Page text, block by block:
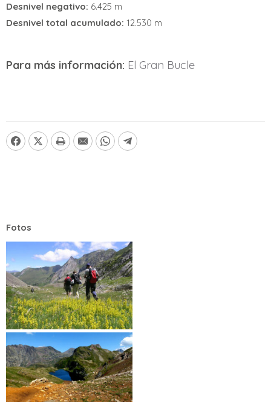
Desnivel negativo: 6.425 m
Desnivel total acumulado: 12.530 m
Para más información: El Gran Bucle
Fotos